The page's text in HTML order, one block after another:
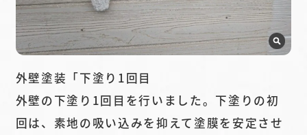
外壁塗装「下塗り1回目
外壁の下塗り1回目を行いました。下塗りの初
回は、素地の吸い込みを抑えて塗膜を安定させ